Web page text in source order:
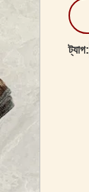
ট্যাগ: